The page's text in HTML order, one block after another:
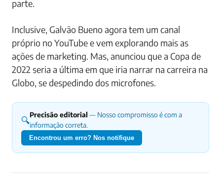
parte.
Inclusive, Galvão Bueno agora tem um canal
próprio no YouTube e vem explorando mais as
ações de marketing. Mas, anunciou que a Copa de
2022 seria a última em que iria narrar na carreira na
Globo, se despedindo dos microfones.
🔍Precisão editorial — Nosso compromisso é com a
informação correta.
Encontrou um erro? Nos notifique